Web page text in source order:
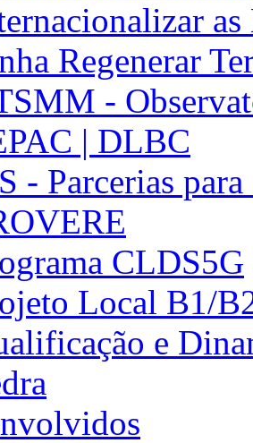
Regenerar
-
| DLBC
- Parcerias
CLDS5G
Local B1/
e